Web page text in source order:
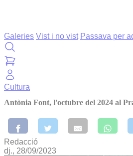
Galeries Vist i no vist Passava per
Cultura
Antònia Font, l'octubre del 2024 al
Redacció
dj., 28/09/2023